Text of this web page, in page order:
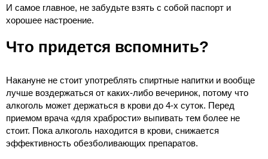
И самое главное, не забудьте взять с собой паспорт и
хорошее настроение.
Что придется вспомнить?
Накануне не стоит употреблять спиртные напитки и вообще
лучше воздержаться от каких-либо вечеринок, потому что
алкоголь может держаться в крови до 4-х суток. Перед
приемом врача «для храбрости» выпивать тем более не
стоит. Пока алкоголь находится в крови, снижается
эффективность обезболивающих препаратов.